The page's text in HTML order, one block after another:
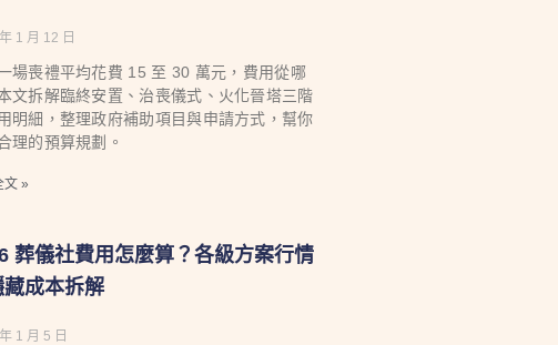
1 月 12 日
場喪禮平均花費 15 至 30 萬元，費用從哪
文拆解臨終安置、治喪儀式、火化晉塔三階
明細，整理政府補助項目與申請方式，幫你
理的預算規劃。
文 »
葬儀社費用怎麼算？各級方案行情
藏成本拆解
1 月 5 日